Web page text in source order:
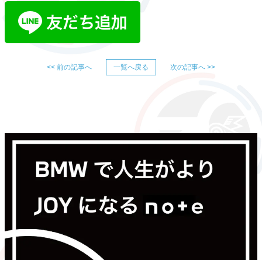
<< 前の記事へ 一覧へ戻る 次の記事へ >>